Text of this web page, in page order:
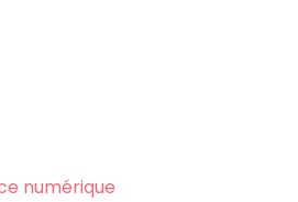
numérique